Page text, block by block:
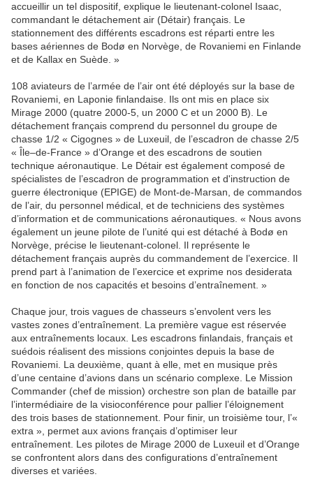
accueillir un tel dispositif, explique le lieutenant-colonel Isaac,
commandant le détachement air (Détair) français. Le
stationnement des différents escadrons est réparti entre les
bases aériennes de Bodø en Norvège, de Rovaniemi en Finlande
et de Kallax en Suède. »
108 aviateurs de l’armée de l’air ont été déployés sur la base de
Rovaniemi, en Laponie finlandaise. Ils ont mis en place six
Mirage 2000 (quatre 2000-5, un 2000 C et un 2000 B). Le
détachement français comprend du personnel du groupe de
chasse 1/2 « Cigognes » de Luxeuil, de l’escadron de chasse 2/5
« Île–de-France » d’Orange et des escadrons de soutien
technique aéronautique. Le Détair est également composé de
spécialistes de l’escadron de programmation et d'instruction de
guerre électronique (EPIGE) de Mont-de-Marsan, de commandos
de l’air, du personnel médical, et de techniciens des systèmes
d’information et de communications aéronautiques. « Nous avons
également un jeune pilote de l’unité qui est détaché à Bodø en
Norvège, précise le lieutenant-colonel. Il représente le
détachement français auprès du commandement de l’exercice. Il
prend part à l’animation de l’exercice et exprime nos desiderata
en fonction de nos capacités et besoins d’entraînement. »
Chaque jour, trois vagues de chasseurs s’envolent vers les
vastes zones d’entraînement. La première vague est réservée
aux entraînements locaux. Les escadrons finlandais, français et
suédois réalisent des missions conjointes depuis la base de
Rovaniemi. La deuxième, quant à elle, met en musique près
d’une centaine d’avions dans un scénario complexe. Le Mission
Commander (chef de mission) orchestre son plan de bataille par
l’intermédiaire de la visioconférence pour pallier l’éloignement
des trois bases de stationnement. Pour finir, un troisième tour, l’«
extra », permet aux avions français d’optimiser leur
entraînement. Les pilotes de Mirage 2000 de Luxeuil et d’Orange
se confrontent alors dans des configurations d’entraînement
diverses et variées.